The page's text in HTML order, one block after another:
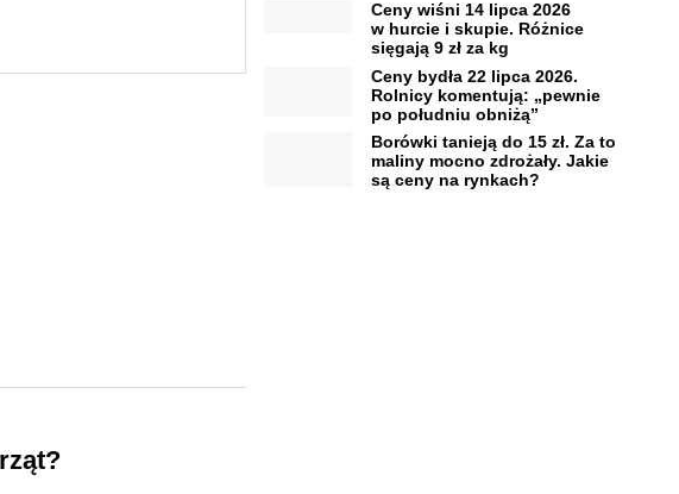
Ceny wiśni 14 lipca 2026
w hurcie i skupie. Różnice
sięgają 9 zł za kg
Ceny bydła 22 lipca 2026.
Rolnicy komentują: „pewnie
po południu obniżą”
Borówki tanieją do 15 zł. Za to
maliny mocno zdrożały. Jakie
są ceny na rynkach?